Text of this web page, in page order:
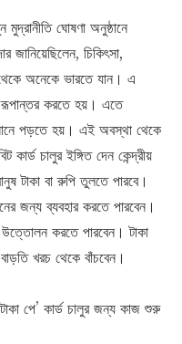
ঘোষণা অনুষ্ঠানে
জানিয়েছিলেন, চিকিৎসা,
অনেকে ভারতে যান। এ
রূপান্তর করতে হয়। এতে
পড়তে হয়। এই অবস্থা থেকে
কার্ড চালুর ইঙ্গিত দেন কেন্দ্রীয়
টাকা বা রুপি তুলতে পারবে।
জন্য ব্যবহার করতে পারবেন।
উত্তোলন করতে পারবেন। টাকা
খরচ থেকে বাঁচবেন।
পে’ কার্ড চালুর জন্য কাজ শুরু